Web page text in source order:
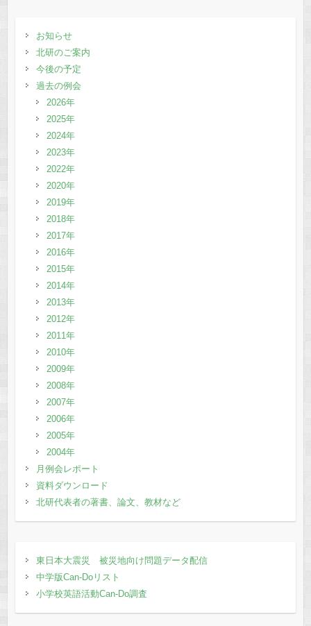
お知らせ
北研のご案内
今後の予定
過去の例会
2026年
2025年
2024年
2023年
2022年
2020年
2019年
2018年
2017年
2016年
2015年
2014年
2013年
2012年
2011年
2010年
2009年
2008年
2007年
2006年
2005年
2004年
月例会レポート
資料ダウンロード
北研代表者の著書、論文、教材など
東日本大震災 被災地向け問題データ配信
中学版Can-Doリスト
小学校英語活動Can-Do調査